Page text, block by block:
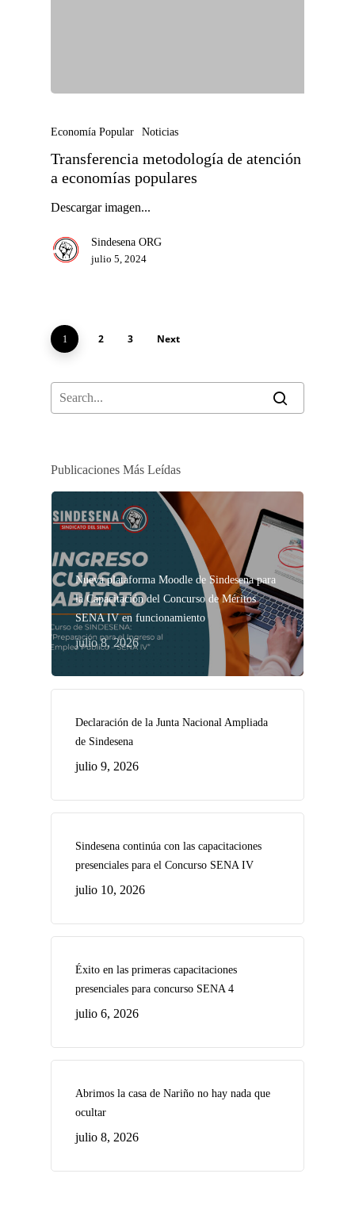
Economía Popular Noticias
Transferencia metodología de atención
a economías populares
Descargar imagen...
Sindesena ORG
julio 5, 2024
1 2 3 Next
Publicaciones Más Leídas
Nueva plataforma Moodle de Sindesena para
la Capacitación del Concurso de Méritos
SENA IV en funcionamiento
julio 8, 2026
Declaración de la Junta Nacional Ampliada
de Sindesena
julio 9, 2026
Sindesena continúa con las capacitaciones
presenciales para el Concurso SENA IV
julio 10, 2026
Éxito en las primeras capacitaciones
presenciales para concurso SENA 4
julio 6, 2026
Abrimos la casa de Nariño no hay nada que
ocultar
julio 8, 2026